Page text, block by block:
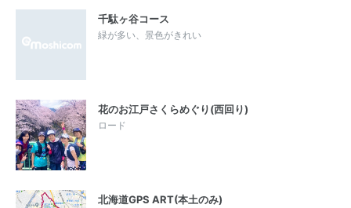
千駄ヶ谷コース
緑が多い、景色がきれい
花のお江戸さくらめぐり(西回り)
ロード
北海道GPS ART(本土のみ)